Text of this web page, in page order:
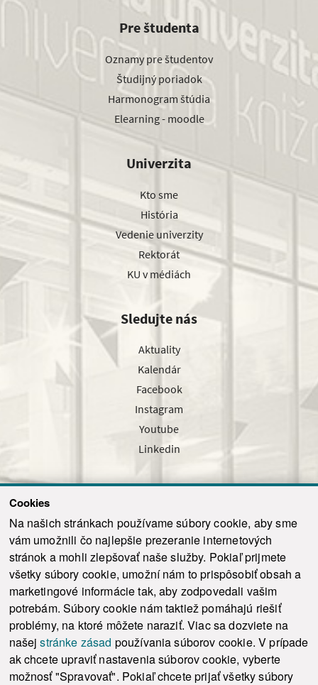
Cookies
Na našich stránkach používame súbory cookie, aby sme
vám umožnili čo najlepšie prezeranie internetových
stránok a mohli zlepšovať naše služby. Pokiaľ prijmete
všetky súbory cookie, umožní nám to prispôsobiť obsah a
marketingové informácie tak, aby zodpovedali vašim
potrebám. Súbory cookie nám taktiež pomáhajú riešiť
problémy, na ktoré môžete naraziť. Viac sa dozviete na
našejstránke zásad používania súborov cookie. V prípade
ak chcete upraviť nastavenia súborov cookie, vyberte
možnosť "Spravovať". Pokiaľ chcete prijať všetky súbory
Pre študenta
Oznamy pre študentov
Študijný poriadok
Harmonogram štúdia
Elearning - moodle
Univerzita
Kto sme
História
Vedenie univerzity
Rektorát
KU v médiách
Sledujte nás
Aktuality
Kalendár
Facebook
Instagram
Youtube
Linkedin
Odoslať
© 2021-2026 ku.sk. Všetky práva vyhradené. | Ochrana osobných údajov
Vyhlásenie o prístupnosti |
Admin
This site is protected by reCAPTCHA and the Google Privacy Policy and Terms of